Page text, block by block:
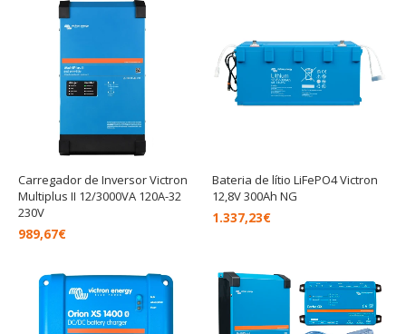
Carregador de Inversor Victron
Multiplus II 12/3000VA 120A-32
230V
989,67€
Bateria de lítio LiFePO4 Victron
12,8V 300Ah NG
1.337,23€